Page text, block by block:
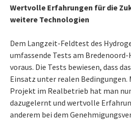
Wertvolle Erfahrungen für die
weitere Technologien
Dem Langzeit-Feldtest des
umfassende Tests am
voraus. Die Tests bewiesen, dass
Einsatz unter realen Bedingungen.
Projekt im Realbetrieb hat man
dazugelernt und wertvolle
anderem bei dem